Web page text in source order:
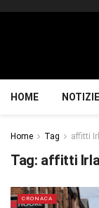
HOME NOTIZIE
Home Tag affitti
Tag: affitti
CRONACA